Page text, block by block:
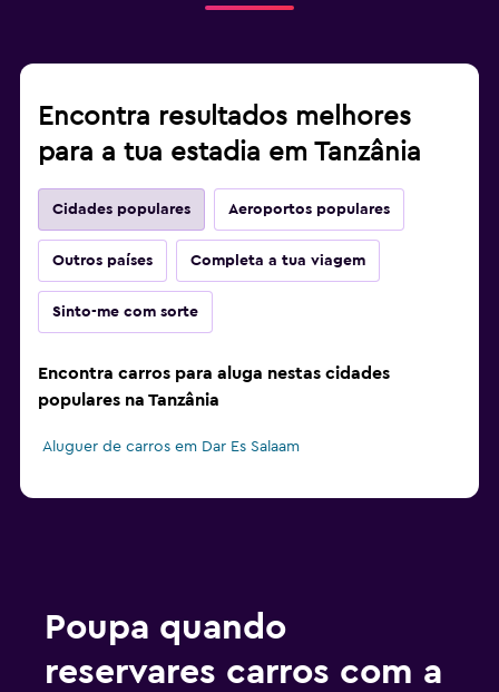
Encontra resultados melhores
para a tua estadia em Tanzânia
Cidades populares Aeroportos populares
Outros países Completa a tua viagem
Sinto-me com sorte
Encontra carros para aluga nestas cidades
populares na Tanzânia
Aluguer de carros em Dar Es Salaam
Poupa quando
reservares carros com a